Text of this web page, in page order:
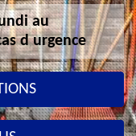
au
d urgence